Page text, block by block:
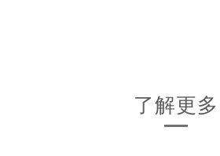
了解更多